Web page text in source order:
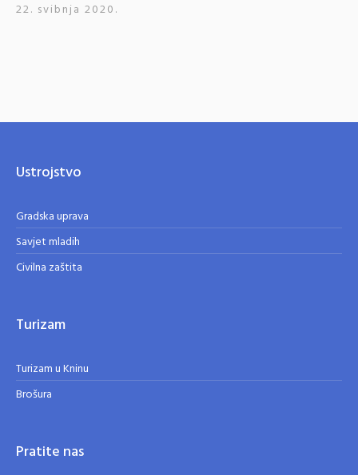
22. svibnja 2020.
Ustrojstvo
Gradska uprava
Savjet mladih
Civilna zaštita
Turizam
Turizam u Kninu
Brošura
Pratite nas